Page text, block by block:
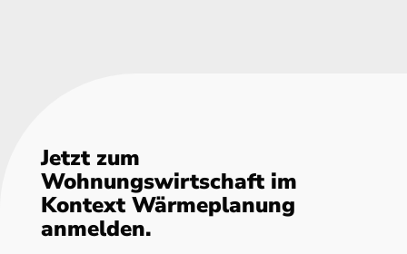
Jetzt zum
Wohnungswirtschaft im
Kontext Wärmeplanung
anmelden.